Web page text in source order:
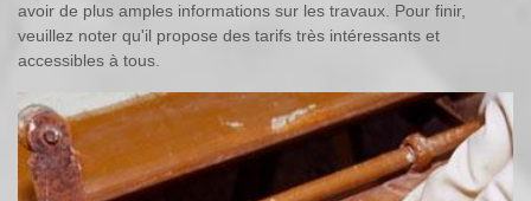
avoir de plus amples informations sur les travaux. Pour finir,
veuillez noter qu'il propose des tarifs très intéressants et
accessibles à tous.